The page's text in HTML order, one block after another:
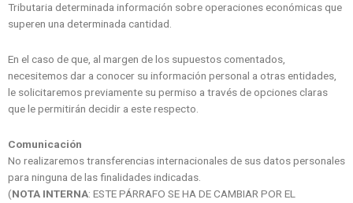
Tributaria determinada información sobre operaciones económicas que
superen una determinada cantidad.
En el caso de que, al margen de los supuestos comentados,
necesitemos dar a conocer su información personal a otras entidades,
le solicitaremos previamente su permiso a través de opciones claras
que le permitirán decidir a este respecto.
Comunicación
No realizaremos transferencias internacionales de sus datos personales
para ninguna de las finalidades indicadas.
(NOTA INTERNA: ESTE PÁRRAFO SE HA DE CAMBIAR POR EL